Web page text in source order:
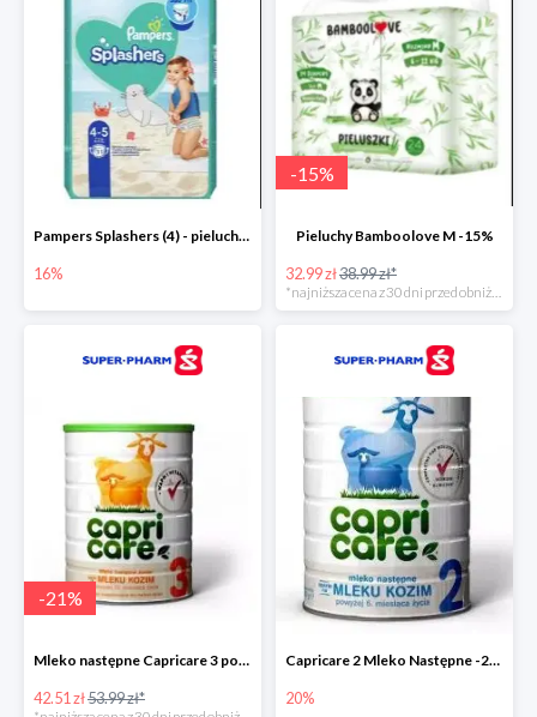
Pampers Splashers (4) - pieluchy jednorazowe do pływania -16%
16%
-15%
Pieluchy Bamboolove M -15%
32.99 zł38.99 zł*
-21%
Mleko następne Capricare 3 powyżej 12 miesięcy 400 g
42.51 zł53.99 zł*
Capricare 2 Mleko Następne -20%
20%